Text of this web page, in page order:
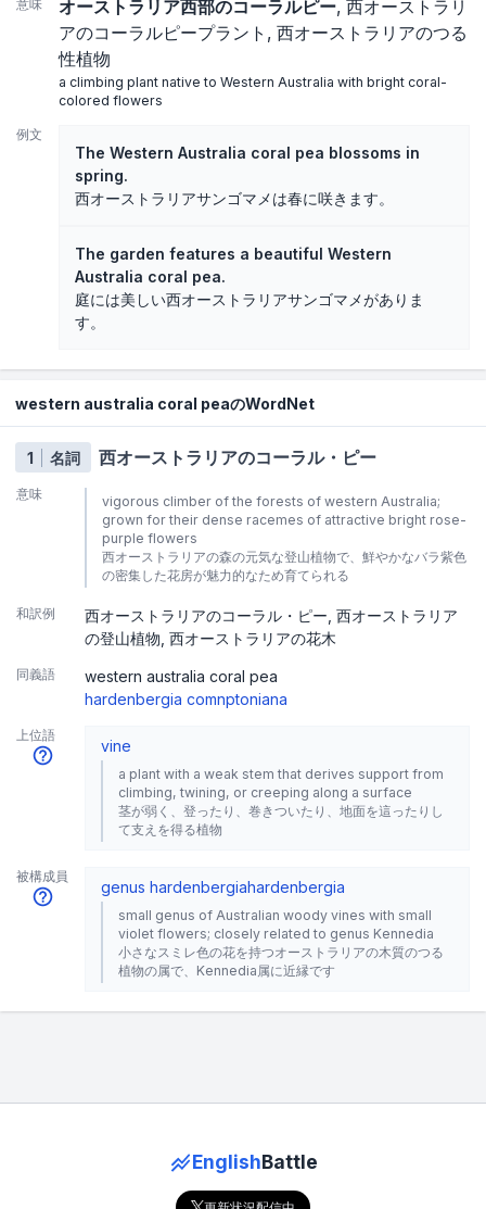
意味 オーストラリア西部のコーラルピー 西オーストラリ
アのコーラルピープラント
西オーストラリアのつる
性植物
a climbing plant native to Western Australia with bright coral-
colored flowers
例文
The Western Australia coral pea blossoms in
spring.
西オーストラリアサンゴマメは春に咲きます。
The garden features a beautiful Western
Australia coral pea.
庭には美しい西オーストラリアサンゴマメがありま
す。
western australia coral peaのWordNet
1 名詞 西オーストラリアのコーラル・ピー
意味
vigorous climber of the forests of western Australia;
grown for their dense racemes of attractive bright rose-
purple flowers
西オーストラリアの森の元気な登山植物で、鮮やかなバラ紫色
の密集した花房が魅力的なため育てられる
和訳例 西オーストラリアのコーラル・ピー 西オーストラリア
の登山植物 西オーストラリアの花木
同義語
western australia coral pea
hardenbergia comnptoniana
上位語
vine
a plant with a weak stem that derives support from
climbing, twining, or creeping along a surface
茎が弱く、登ったり、巻きついたり、地面を這ったりし
て支えを得る植物
被構成員
genus hardenbergiahardenbergia
small genus of Australian woody vines with small
violet flowers; closely related to genus Kennedia
小さなスミレ色の花を持つオーストラリアの木質のつる
植物の属で、Kennedia属に近縁です
EnglishBattle